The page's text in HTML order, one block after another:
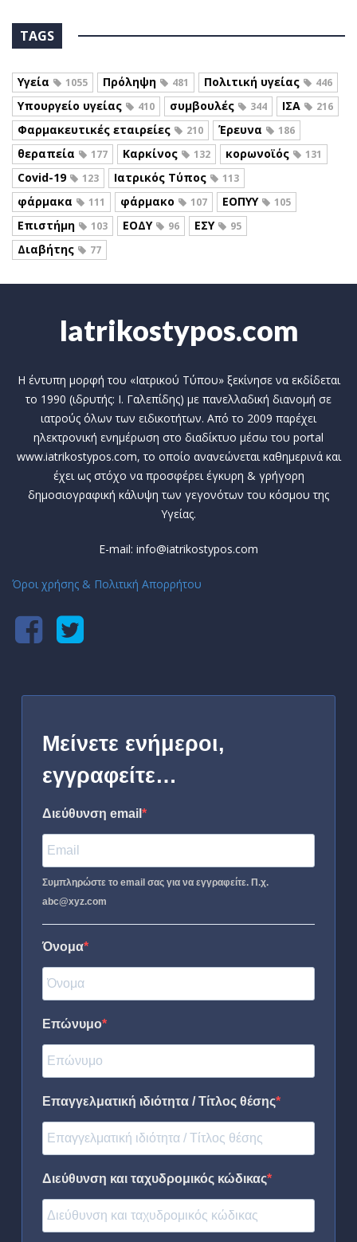
TAGS
Υγεία 1055 Πρόληψη 481 Πολιτική υγείας 446
Υπουργείο υγείας 410 συμβουλές 344 ΙΣΑ 216
Φαρμακευτικές εταιρείες 210 Έρευνα 186
θεραπεία 177 Καρκίνος 132 κορωνοϊός 131
Covid-19 123 Ιατρικός Τύπος 113
φάρμακα 111 φάρμακο 107 ΕΟΠΥΥ 105
Επιστήμη 103 ΕΟΔΥ 96 ΕΣΥ 95
Διαβήτης 77
Iatrikostypos.com
Η έντυπη μορφή του «Ιατρικού Τύπου» ξεκίνησε να εκδίδεται
το 1990 (ιδρυτής: Ι. Γαλεπίδης) με πανελλαδική διανομή σε
ιατρούς όλων των ειδικοτήτων. Από το 2009 παρέχει
ηλεκτρονική ενημέρωση στο διαδίκτυο μέσω του portal
www.iatrikostypos.com, το οποίο ανανεώνεται καθημερινά και
έχει ως στόχο να προσφέρει έγκυρη & γρήγορη
δημοσιογραφική κάλυψη των γεγονότων του κόσμου της
Υγείας.
E-mail: info@iatrikostypos.com
Όροι χρήσης & Πολιτική Απορρήτου
Μείνετε ενήμεροι,
εγγραφείτε…
Διεύθυνση email
Συμπληρώστε το email σας για να εγγραφείτε. Π.χ.
abc@xyz.com
Όνομα
Επώνυμο
Επαγγελματική ιδιότητα / Τίτλος θέσης
Διεύθυνση και ταχυδρομικός κώδικας